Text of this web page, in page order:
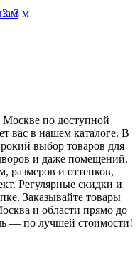
3 м
по доступной
вас в нашем каталоге. В
выбор товаров для
и даже помещений.
размеров и оттенков,
Регулярные скидки и
Заказывайте товары
и области прямо до
— по лучшей стоимости!